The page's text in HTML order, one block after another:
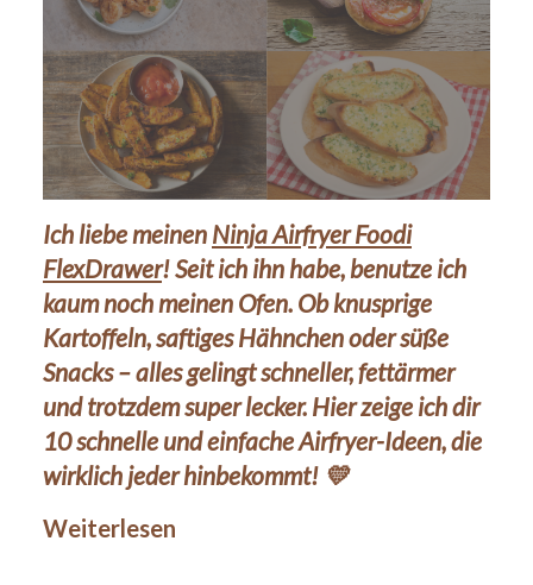
Ich liebe meinen Ninja Airfryer Foodi
FlexDrawer! Seit ich ihn habe, benutze ich
kaum noch meinen Ofen. Ob knusprige
Kartoffeln, saftiges Hähnchen oder süße
Snacks – alles gelingt schneller, fettärmer
und trotzdem super lecker. Hier zeige ich dir
10 schnelle und einfache Airfryer-Ideen, die
wirklich jeder hinbekommt! 💛
Weiterlesen